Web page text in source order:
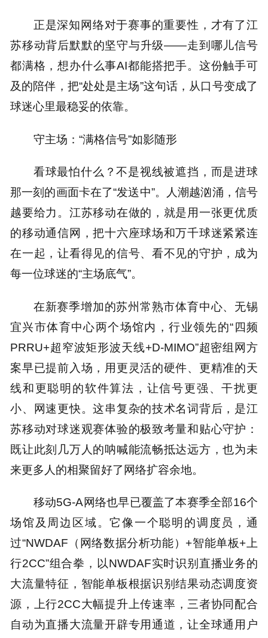
正是深知网络对于赛事的重要性，才有了江
苏移动背后默默的坚守与升级——走到哪儿信号
都满格，想办什么事AI都能搭把手。这份触手可
及的陪伴，把“处处是主场”这句话，从口号变成了
球迷心里最稳妥的依靠。
守主场：“满格信号”如影随形
看球最怕什么？不是视线被遮挡，而是进球
那一刻的画面卡在了“发送中”。人潮越汹涌，信号
越要给力。江苏移动在做的，就是用一张更优质
的移动通信网，把十六座球场和万千球迷紧紧连
在一起，让看得见的信号、看不见的守护，成为
每一位球迷的“主场底气”。
在新赛季增加的苏州常熟市体育中心、无锡
宜兴市体育中心两个场馆内，行业领先的“四频
PRRU+超窄波矩形波天线+D-MIMO”超密组网方
案早已提前入场，用更灵活的硬件、更精准的天
线和更聪明的软件算法，让信号更强、干扰更
小、网速更快。这串复杂的技术名词背后，是江
苏移动对球迷观赛体验的极致考量和贴心守护：
既让此刻几万人的呐喊能流畅抵达远方，也为未
来更多人的相聚留好了网络扩容余地。
移动5G-A网络也早已覆盖了本赛季全部16个
场馆及周边区域。它像一个聪明的调度员，通
过“NWDAF（网络数据分析功能）+智能单板+上
行2CC”组合拳，以NWDAF实时识别直播业务的
大流量特征，智能单板根据识别结果动态调度资
源，上行2CC大幅提升上传速率，三者协同配合
自动为直播大流量开辟专用通道，让全球通用户